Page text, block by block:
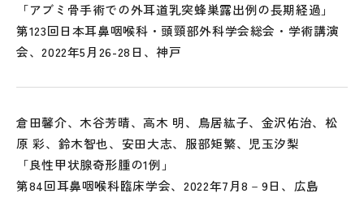
「アブミ骨手術での外耳道乳突蜂巣露出例の長期経過」
第123回日本耳鼻咽喉科・頭頸部外科学会総会・学術講演
会、2022年5月26-28日、神戸
倉田馨介、木谷芳晴、高木 明、鳥居紘子、金沢佑治、松
原 彩、鈴木智也、安田大志、服部矩繁、児玉汐梨
「良性甲状腺奇形腫の1例」
第84回耳鼻咽喉科臨床学会、2022年7月8－9日、広島